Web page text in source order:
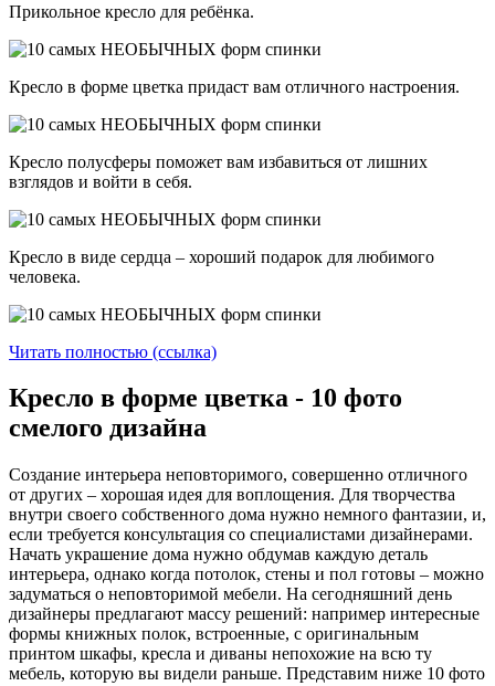
Прикольное кресло для ребёнка.
Кресло в форме цветка придаст вам отличного настроения.
Кресло полусферы поможет вам избавиться от лишних
взглядов и войти в себя.
Кресло в виде сердца – хороший подарок для любимого
человека.
Читать полностью (ссылка)
Кресло в форме цветка - 10 фото
смелого дизайна
Создание интерьера неповторимого, совершенно отличного
от других – хорошая идея для воплощения. Для творчества
внутри своего собственного дома нужно немного фантазии, и,
если требуется консультация со специалистами дизайнерами.
Начать украшение дома нужно обдумав каждую деталь
интерьера, однако когда потолок, стены и пол готовы – можно
задуматься о неповторимой мебели. На сегодняшний день
дизайнеры предлагают массу решений: например интересные
формы книжных полок, встроенные, с оригинальным
принтом шкафы, кресла и диваны непохожие на всю ту
мебель, которую вы видели раньше. Представим ниже 10 фото